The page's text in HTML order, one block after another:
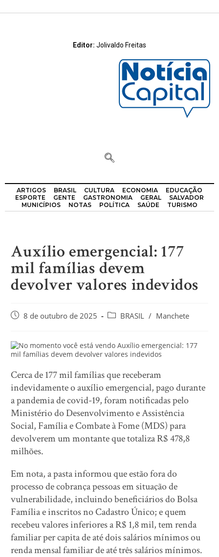
Editor: Jolivaldo Freitas
ARTIGOS BRASIL CULTURA ECONOMIA
EDUCAÇÃO
ESPORTE
GENTE GASTRONOMIA GERAL
SALVADOR
MUNICÍPIOS
NOTAS POLÍTICA SAÚDE TURISMO
Auxílio emergencial: 177
mil famílias devem
devolver valores indevidos
8 de outubro de 2025 BRASIL / Manchete
Cerca de 177 mil famílias que receberam
indevidamente o auxílio emergencial, pago durante
a pandemia de covid-19, foram notificadas pelo
Ministério do Desenvolvimento e Assistência
Social, Família e Combate à Fome (MDS) para
devolverem um montante que totaliza R$ 478,8
milhões.
Em nota, a pasta informou que estão fora do
processo de cobrança pessoas em situação de
vulnerabilidade, incluindo beneficiários do Bolsa
Família e inscritos no Cadastro Único; e quem
recebeu valores inferiores a R$ 1,8 mil, tem renda
familiar per capita de até dois salários mínimos ou
renda mensal familiar de até três salários mínimos.